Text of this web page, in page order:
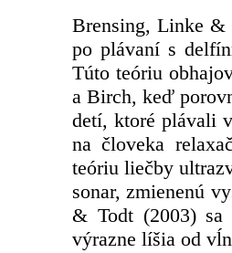
Brensing, Linke &
po plávaní s
Túto teóriu
a Birch, keď
detí, ktoré plávali
na človeka
teóriu liečby
sonar, zmienenú
& Todt (2003) sa
výrazne líšia od